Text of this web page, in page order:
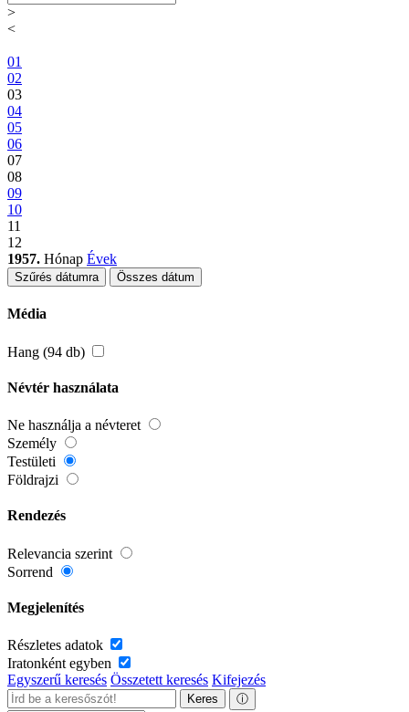
>
<
01
02
03
04
05
06
07
08
09
10
11
12
1957. Hónap Évek
Szűrés dátumra Összes dátum
Média
Hang (94 db)
Névtér használata
Ne használja a névteret
Személy
Testületi
Földrajzi
Rendezés
Relevancia szerint
Sorrend
Megjelenítés
Részletes adatok
Iratonként egyben
Egyszerű keresés Összetett keresés Kifejezés
Keres ⓘ